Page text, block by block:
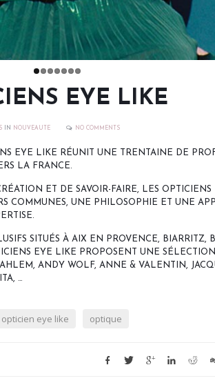
EYE LIKE
IN NOUVEAUTE NO COMMENTS
EYE LIKE RÉUNIT UNE TRENTAINE DE
LA FRANCE.
ET DE SAVOIR-FAIRE, LES OPTICIENS
COMMUNES, UNE PHILOSOPHIE ET UNE
SITUÉS À AIX EN PROVENCE, BIARRITZ,
EYE LIKE PROPOSENT UNE
ANDY WOLF, ANNE & VALENTIN,
…
opticien eye like optique